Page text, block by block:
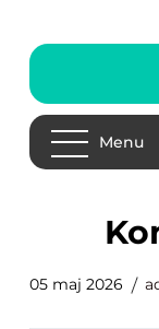
Menu
05 maj 2026